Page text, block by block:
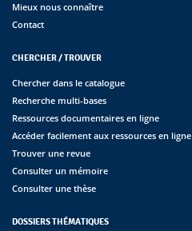
Mieux nous connaître
Contact
CHERCHER / TROUVER
Chercher dans le catalogue
Recherche multi-bases
Ressources documentaires en ligne
Accéder facilement aux ressources en ligne
Trouver une revue
Consulter un mémoire
Consulter une thèse
DOSSIERS THÉMATIQUES